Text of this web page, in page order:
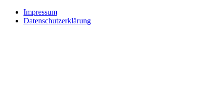
Impressum
Datenschutzerklärung